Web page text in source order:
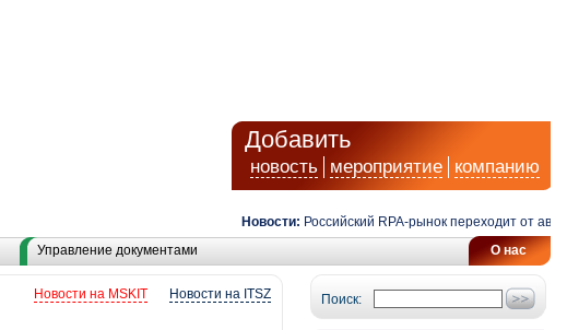
Добавить
новость мероприятие компанию
Новости: Российский RPA-рынок переходит от
О нас
Управление документами
Поиск:
Новости на ITSZ
Новости на MSKIT